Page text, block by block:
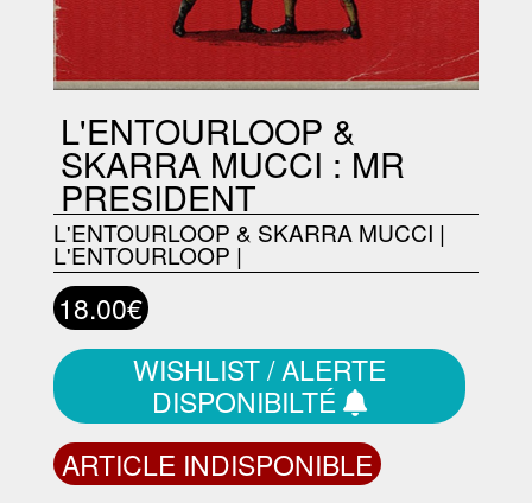
L'ENTOURLOOP &
SKARRA MUCCI : MR
PRESIDENT
L'ENTOURLOOP & SKARRA MUCCI |
L'ENTOURLOOP |
18.00€
WISHLIST / ALERTE
DISPONIBILTÉ
ARTICLE INDISPONIBLE